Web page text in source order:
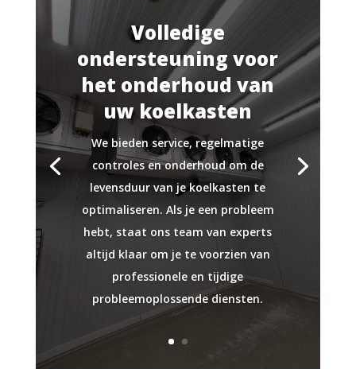
Volledige
ondersteuning voor
het onderhoud van
uw koelkasten
We bieden service, regelmatige
controles en onderhoud om de
levensduur van je koelkasten te
optimaliseren. Als je een probleem
hebt, staat ons team van experts
altijd klaar om je te voorzien van
professionele en tijdige
probleemoplossende diensten.